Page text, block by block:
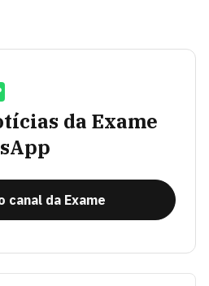
da Exame
canal da Exame